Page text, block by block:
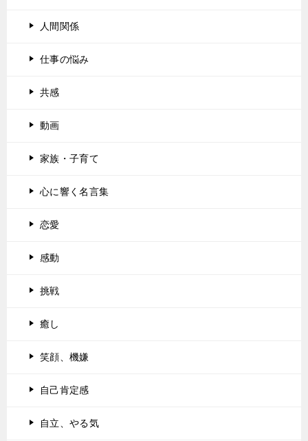
人間関係
仕事の悩み
共感
動画
家族・子育て
心に響く名言集
恋愛
感動
挑戦
癒し
笑顔、機嫌
自己肯定感
自立、やる気